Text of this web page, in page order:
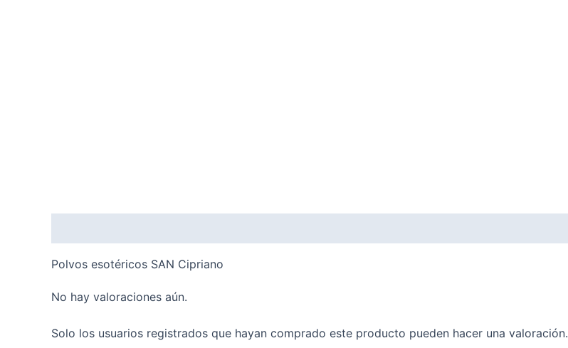
Polvos esotéricos SAN Cipriano
No hay valoraciones aún.
Solo los usuarios registrados que hayan comprado este producto pueden hacer una valoración.